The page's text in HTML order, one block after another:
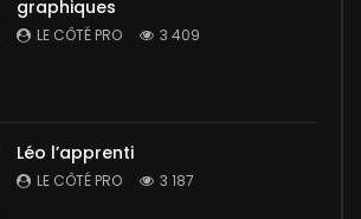
graphiques
LE CÔTÉ PRO 3 409
Léo l’apprenti
LE CÔTÉ PRO 3 187